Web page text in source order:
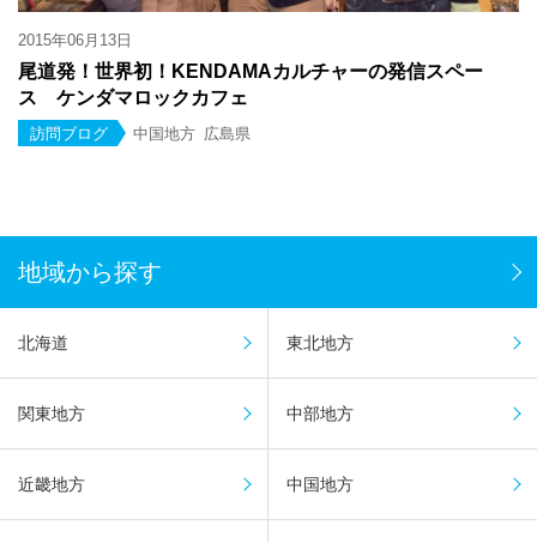
2015年06月13日
尾道発！世界初！KENDAMAカルチャーの発信スペー
ス ケンダマロックカフェ
訪問ブログ 中国地方 広島県
地域から探す
北海道 東北地方
関東地方 中部地方
近畿地方 中国地方